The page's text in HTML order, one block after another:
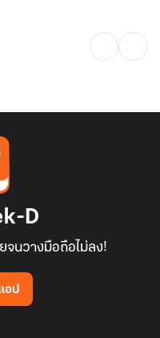
D
นวางมือถือไม่ลง!
อป